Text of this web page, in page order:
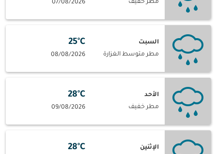
مطر خفيف 07/08/2026
السبت
مطر متوسط الغزارة
25°C
08/08/2026
الأحد
مطر خفيف
28°C
09/08/2026
الإثنين
28°C